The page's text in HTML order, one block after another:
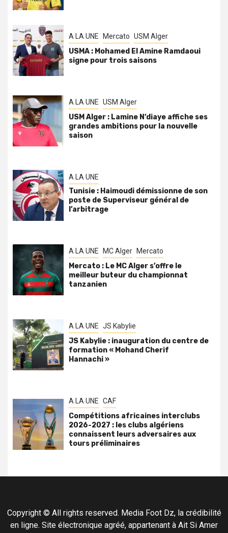
A LA UNE Mercato USM Alger
USMA : Mohamed El Amine Ramdaoui
signe pour trois saisons
A LA UNE USM Alger
USM Alger : Lamine N’diaye affiche ses
grandes ambitions pour la nouvelle
saison
A LA UNE
Tunisie : Haimoudi démissionne de son
poste de Superviseur général de
l’arbitrage
A LA UNE MC Alger Mercato
Mercato : Le MC Alger s’offre le
meilleur buteur du championnat
tanzanien
A LA UNE JS Kabylie
JS Kabylie : inauguration du centre de
formation « Mohand Cherif
Hannachi »
A LA UNE CAF
Compétitions africaines interclubs
2026-2027 : les clubs algériens
connaissent leurs adversaires aux
tours préliminaires
Copyright © All rights reserved. Media Foot Dz, la crédibilité
en ligne. Site électronique agréé, appartenant à Ait Si Amer